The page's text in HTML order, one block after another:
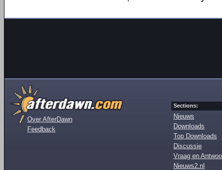
Over AfterDawn
Feedback
Sections:
Nieuws
Downloads
Top Downloads
Discussie
Vraag en
Nieuws2.nl